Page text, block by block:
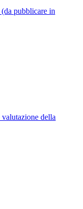
pubblicare in
della